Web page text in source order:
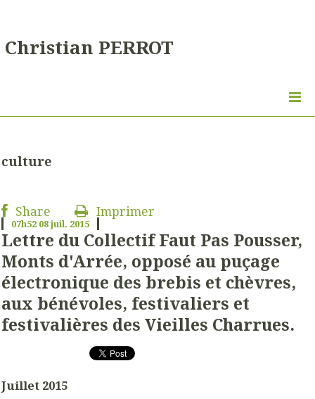
Christian PERROT
culture
Share Imprimer
07h52 08juil. 2015
Lettre du Collectif Faut Pas Pousser,
Monts d'Arrée, opposé au puçage
électronique des brebis et chèvres,
aux bénévoles, festivaliers et
festivalières des Vieilles Charrues.
Juillet 2015